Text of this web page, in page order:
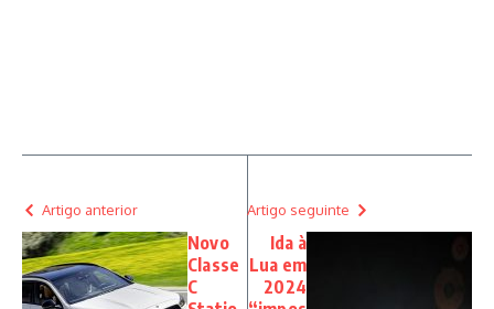
Artigo anterior
Novo
Classe
C
Artigo seguinte
Ida à
Lua em
2024